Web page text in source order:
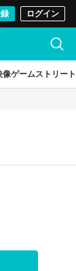
ログイン
像ゲームストリート